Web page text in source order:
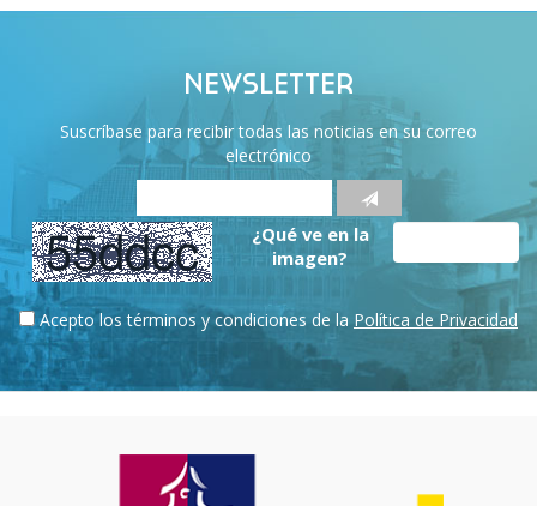
NEWSLETTER
Suscríbase para recibir todas las noticias en su correo
electrónico
¿Qué ve en la
imagen?
Acepto los términos y condiciones de la Política de Privacidad